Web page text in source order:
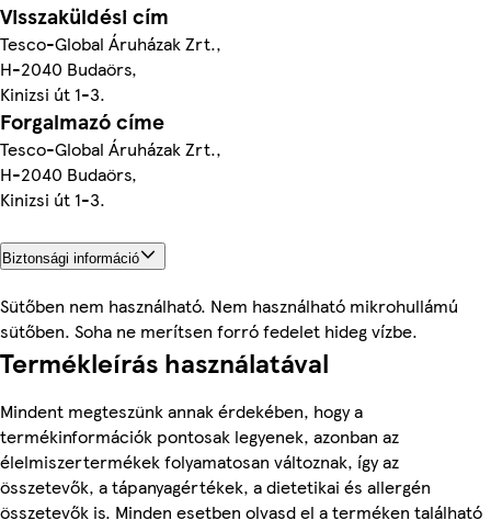
Visszaküldési cím
Tesco-Global Áruházak Zrt.,
H-2040 Budaörs,
Kinizsi út 1-3.
Forgalmazó címe
Tesco-Global Áruházak Zrt.,
H-2040 Budaörs,
Kinizsi út 1-3.
Biztonsági információ
Sütőben nem használható. Nem használható mikrohullámú
sütőben. Soha ne merítsen forró fedelet hideg vízbe.
Termékleírás használatával
Mindent megteszünk annak érdekében, hogy a
termékinformációk pontosak legyenek, azonban az
élelmiszertermékek folyamatosan változnak, így az
összetevők, a tápanyagértékek, a dietetikai és allergén
összetevők is. Minden esetben olvasd el a terméken található